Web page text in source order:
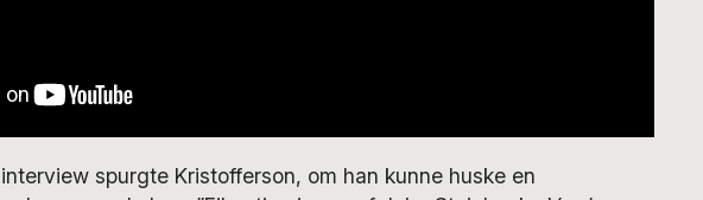
spurgte Kristofferson, om han kunne huske en